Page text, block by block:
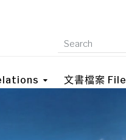
文書檔案 File